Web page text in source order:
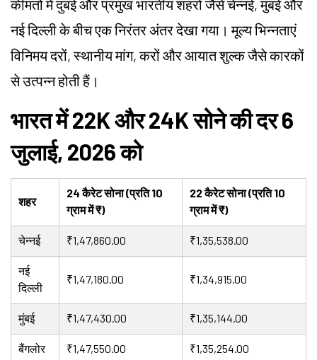
कीमतों में दुबई और प्रमुख भारतीय शहरों जैसे चेन्नई, मुंबई और
नई दिल्ली के बीच एक निरंतर अंतर देखा गया। मूल्य भिन्नताएं
विनिमय दरों, स्थानीय मांग, करों और आयात शुल्क जैसे कारकों
से उत्पन्न होती हैं।
भारत में 22K और 24K सोने की दर 6
जुलाई, 2026 को
शहर
24 कैरेट सोना (प्रति 10
ग्राम में ₹)
22 कैरेट सोना (प्रति 10
ग्राम में ₹)
चेन्नई ₹1,47,860.00 ₹1,35,538.00
नई
दिल्ली
₹1,47,180.00 ₹1,34,915.00
मुंबई ₹1,47,430.00 ₹1,35,144.00
बैंगलोर ₹1,47,550.00 ₹1,35,254.00